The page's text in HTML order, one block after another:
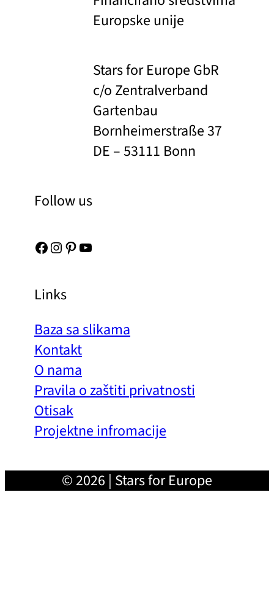
Europske unije
Stars for Europe GbR
c/o Zentralverband
Gartenbau
Bornheimerstraße 37
DE – 53111 Bonn
Follow us
Facebook Instagram Pinterest YouTube
Links
Baza sa slikama
Kontakt
O nama
Pravila o zaštiti privatnosti
Otisak
Projektne infromacije
© 2026 | Stars for Europe